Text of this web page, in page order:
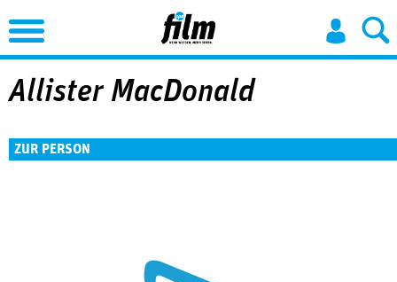
Jump to Navigation
Allister MacDonald
ZUR PERSON